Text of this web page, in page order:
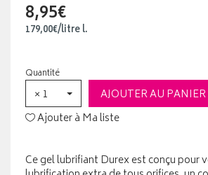
8,95€
179,00€/litrel.
Quantité
× 1
AJOUTER AU PANIER
Ajouter à Ma liste
Ce gel lubrifiant Durex est conçu pour